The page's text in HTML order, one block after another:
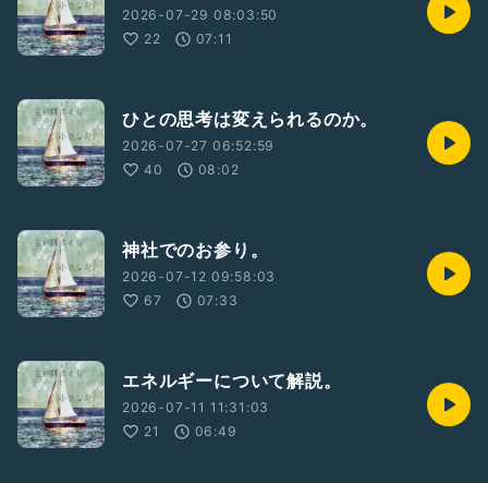
2026-07-29 08:03:50
22
07:11
ひとの思考は変えられるのか。
2026-07-27 06:52:59
40
08:02
神社でのお参り。
2026-07-12 09:58:03
67
07:33
エネルギーについて解説。
2026-07-11 11:31:03
21
06:49